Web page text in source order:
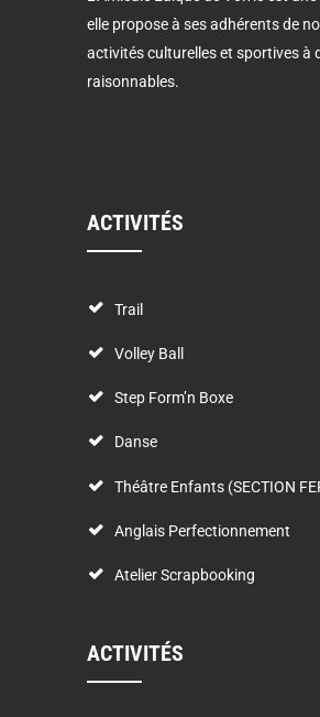
elle propose à ses adhérents de
activités culturelles et sportives à
raisonnables.
ACTIVITÉS
Trail
Volley Ball
Step Form’n Boxe
Danse
Théâtre Enfants (SECTION
Anglais Perfectionnement
Atelier Scrapbooking
ACTIVITÉS